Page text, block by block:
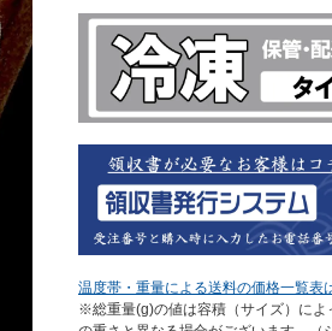
温度帯・重量による送料の価格一覧表
※総重量(g)の値は容積（サイズ）によ